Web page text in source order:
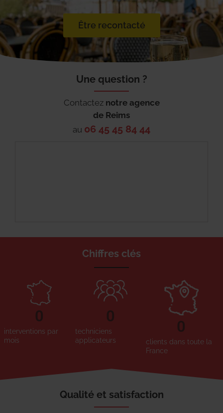
Être recontacté
Une question ?
Contactez notre agence
de Reims
au 06 45 45 84 44
Chiffres clés
interventions par
mois
0
techniciens
applicateurs
0
clients dans toute la
France
0
Qualité et satisfaction